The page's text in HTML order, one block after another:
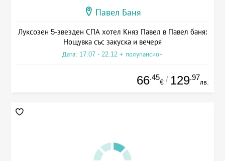
Павел Баня
Луксозен 5-звезден СПА хотел Княз Павел в Павел баня:
Нощувка със закуска и вечеря
Дата: 17.07 - 22.12 + полупансион
66.45
€ / 129.97
лв.